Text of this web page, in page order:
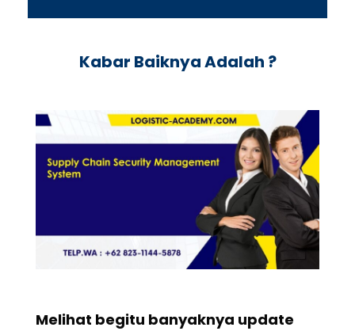
Kabar Baiknya Adalah ?
Melihat begitu banyaknya update